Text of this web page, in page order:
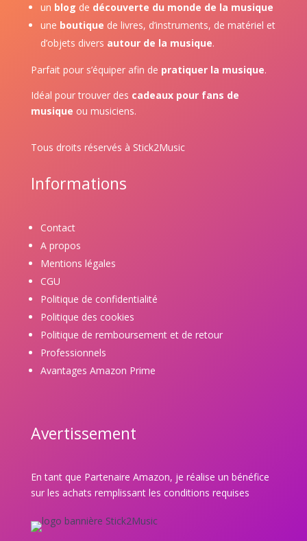
un blog de découverte du monde de la musique
une boutique de livres, d’instruments, de matériel et
d’objets divers autour de la musique.
Parfait pour s’équiper afin de pratiquer la musique.
Idéal pour trouver des cadeaux pour fans de
musique ou musiciens.
Tous droits réservés à Stick2Music
Informations
Contact
A propos
Mentions légales
CGU
Politique de confidentialité
Politique des cookies
Politique de remboursement et de retour
Professionnels
Avantages Amazon Prime
Avertissement
En tant que Partenaire Amazon, je réalise un bénéfice
sur les achats remplissant les conditions requises